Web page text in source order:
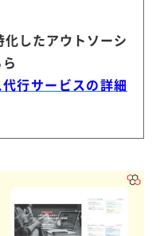
したアウトソーシ
行サービスの詳細